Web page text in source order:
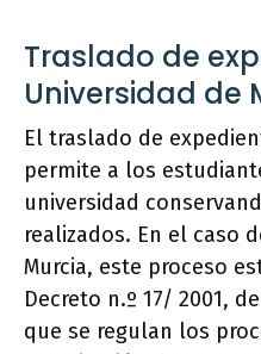
Traslado de
Universidad de
El traslado de
permite a los
universidad
realizados. En el caso
Murcia, este proceso
Decreto n.º 17/ 2001,
que se regulan los